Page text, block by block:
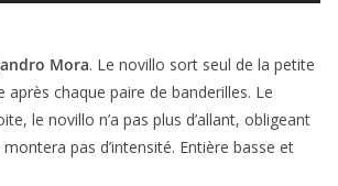
Mora. Le novillo sort seul de la petite
chaque paire de banderilles. Le
le novillo n’a pas plus d’allant, obligeant
pas d’intensité. Entière basse et